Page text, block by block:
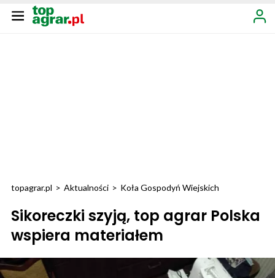
topagrar.pl > Aktualności > Koła Gospodyń Wiejskich
Sikoreczki szyją, top agrar Polska
wspiera materiałem